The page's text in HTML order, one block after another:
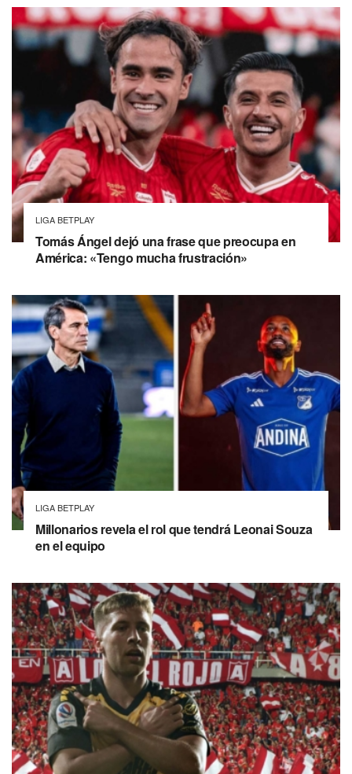
LIGA BETPLAY
Tomás Ángel dejó una frase que preocupa en
América: «Tengo mucha frustración»
LIGA BETPLAY
Millonarios revela el rol que tendrá Leonai Souza
en el equipo